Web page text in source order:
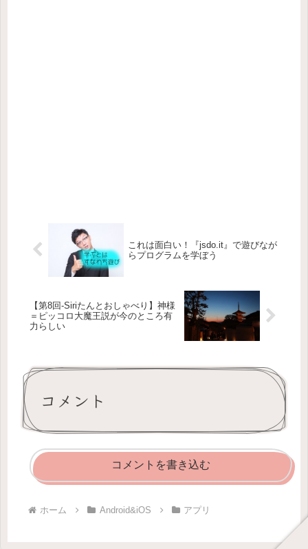
これは面白い！『jsdo.it』で遊びなが
らプログラムを学ぼう
【第8回-Siriたんとおしゃべり】神様
＝ピッコロ大魔王説が今のところ有
力らしい
コメント
コメントを書き込む
ホーム Android&iOS アプリ